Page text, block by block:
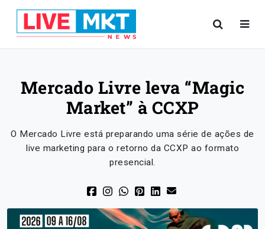
Mercado Livre leva “Magic
Market” à CCXP
O Mercado Livre está preparando uma série de ações de
live marketing para o retorno da CCXP ao formato
presencial.